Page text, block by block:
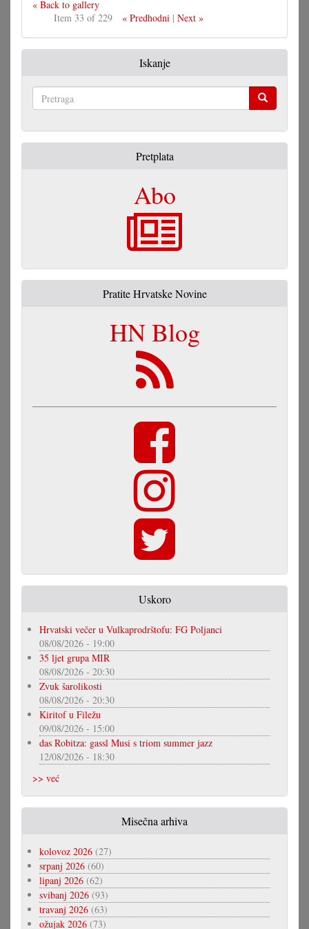
« Back to gallery
Item 33 of 229
« Predhodni| Next »
Iskanje
Pretplata
Abo
Pratite Hrvatske Novine
HN Blog
Uskoro
Hrvatski večer u Vulkaprodrštofu: FG Poljanci
08/08/2026 - 19:00
35 ljet grupa MIR
08/08/2026 - 20:30
Zvuk šarolikosti
08/08/2026 - 20:30
Kiritof u Filežu
09/08/2026 - 15:00
das Robitza: gassl Musi s triom summer jazz
12/08/2026 - 18:30
>> već
Misečna arhiva
kolovoz 2026 (27)
srpanj 2026 (60)
lipanj 2026 (62)
svibanj 2026 (93)
travanj 2026 (63)
ožujak 2026 (73)